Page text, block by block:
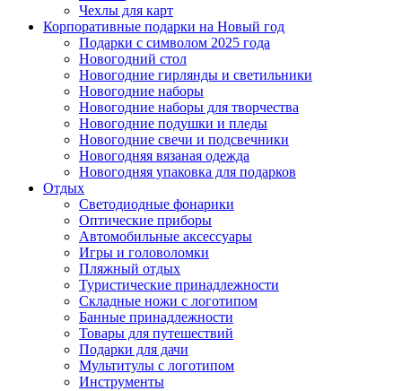
Чехлы для карт
Корпоративные подарки на Новый год
Подарки с символом 2025 года
Новогодний стол
Новогодние гирлянды и светильники
Новогодние наборы
Новогодние наборы для творчества
Новогодние подушки и пледы
Новогодние свечи и подсвечники
Новогодняя вязаная одежда
Новогодняя упаковка для подарков
Отдых
Светодиодные фонарики
Оптические приборы
Автомобильные аксессуары
Игры и головоломки
Пляжный отдых
Туристические принадлежности
Складные ножи с логотипом
Банные принадлежности
Товары для путешествий
Подарки для дачи
Мультитулы с логотипом
Инструменты